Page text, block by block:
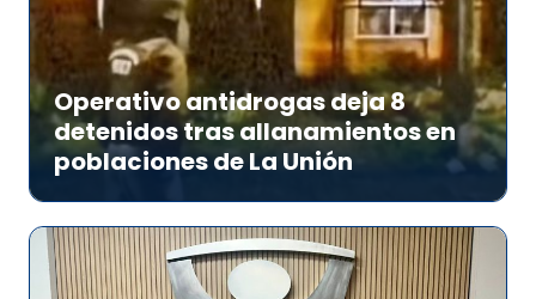
Operativo antidrogas deja 8
detenidos tras allanamientos en
poblaciones de La Unión